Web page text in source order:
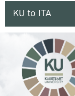
KU to ITA